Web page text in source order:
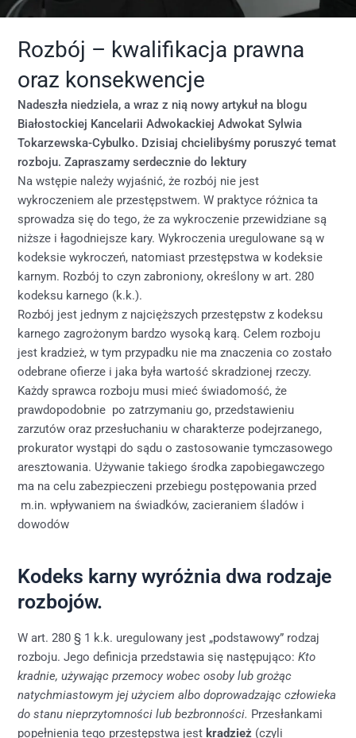
Rozbój – kwalifikacja prawna
oraz konsekwencje
Nadeszła niedziela, a wraz z nią nowy artykuł na blogu
Białostockiej Kancelarii Adwokackiej Adwokat Sylwia
Tokarzewska-Cybulko. Dzisiaj chcielibyśmy poruszyć temat
rozboju. Zapraszamy serdecznie do lektury
Na wstępie należy wyjaśnić, że rozbój nie jest
wykroczeniem ale przestępstwem. W praktyce różnica ta
sprowadza się do tego, że za wykroczenie przewidziane są
niższe i łagodniejsze kary. Wykroczenia uregulowane są w
kodeksie wykroczeń, natomiast przestępstwa w kodeksie
karnym. Rozbój to czyn zabroniony, określony w art. 280
kodeksu karnego (k.k.).
Rozbój jest jednym z najcięższych przestępstw z kodeksu
karnego zagrożonym bardzo wysoką karą. Celem rozboju
jest kradzież, w tym przypadku nie ma znaczenia co zostało
odebrane ofierze i jaka była wartość skradzionej rzeczy.
Każdy sprawca rozboju musi mieć świadomość, że
prawdopodobnie po zatrzymaniu go, przedstawieniu
zarzutów oraz przesłuchaniu w charakterze podejrzanego,
prokurator wystąpi do sądu o zastosowanie tymczasowego
aresztowania. Używanie takiego środka zapobiegawczego
ma na celu zabezpieczeni przebiegu postępowania przed
m.in. wpływaniem na świadków, zacieraniem śladów i
dowodów
Kodeks karny wyróżnia dwa rodzaje
rozbojów.
W art. 280 § 1 k.k. uregulowany jest „podstawowy” rodzaj
rozboju. Jego definicja przedstawia się następująco:Kto
kradnie, używając przemocy wobec osoby lub grożąc
natychmiastowym jej użyciem albo doprowadzając człowieka
do stanu nieprzytomności lub bezbronności. Przesłankami
popełnienia tego przestępstwa jest kradzież (czyli